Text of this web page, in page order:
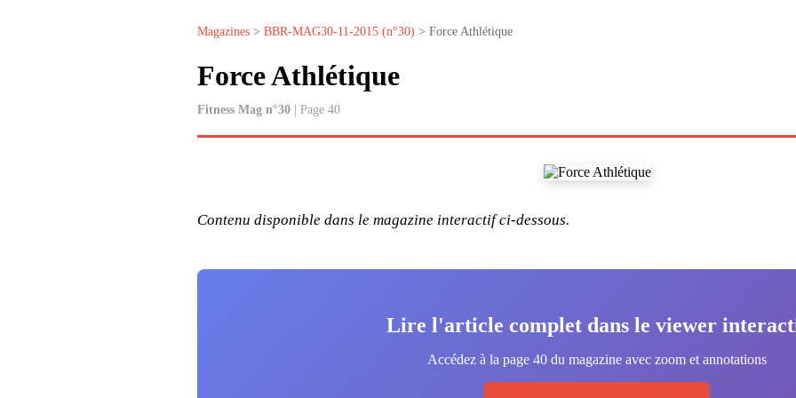
Magazines > BBR-MAG30-11-2015 (n°30) > Force Athlétique
Force Athlétique
Fitness Mag n°30 | Page 40
Contenu disponible dans le magazine interactif ci-dessous.
Lire l'article complet dans le viewer
Accédez à la page 40 du magazine avec zoom et annotations